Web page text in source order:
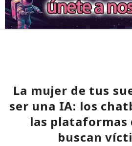
La mujer de tus
ser una IA: los
las plataformas
buscan